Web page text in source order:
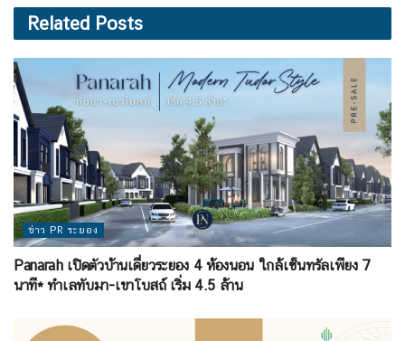
Related Posts
ข่าว PR ระยอง
Panarah เปิดตัวบ้านเดี่ยวระยอง 4 ห้องนอน ใกล้เซ็นทรัลเพียง 7
นาที* ทำเลทับมา-เขาโบสถ์ เริ่ม 4.5 ล้าน